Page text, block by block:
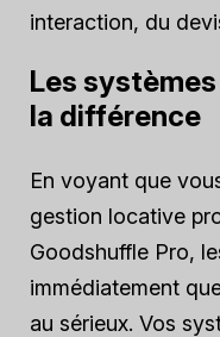
interaction, du
Les
la différence
En voyant que
gestion locative
Goodshuffle Pro,
immédiatement
au sérieux. Vos